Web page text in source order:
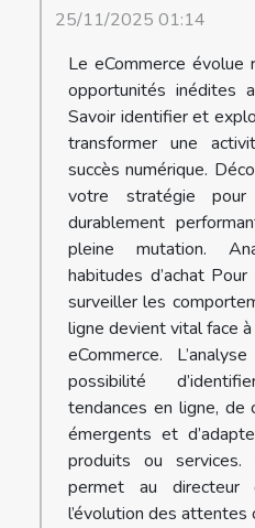
25/11/2025 01:14
Le eCommerce
opportunités inédites
Savoir identifier et
transformer une
succès numérique.
votre stratégie
durablement
pleine mutation.
habitudes d’achat
surveiller les
ligne devient vital face
eCommerce.
possibilité
tendances en ligne, de
émergents et
produits ou services.
permet au directeur
l’évolution des attentes